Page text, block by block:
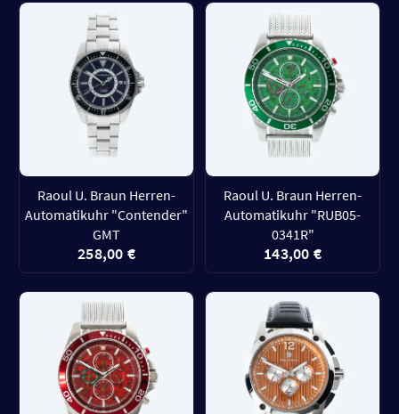
Raoul U. Braun Herren-
Automatikuhr "Contender"
GMT
258,00 €
Raoul U. Braun Herren-
Automatikuhr "RUB05-
0341R"
143,00 €